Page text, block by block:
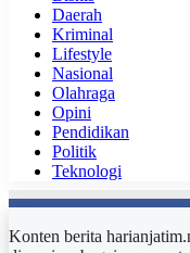
Daerah
Kriminal
Lifestyle
Nasional
Olahraga
Opini
Pendidikan
Politik
Teknologi
Konten berita